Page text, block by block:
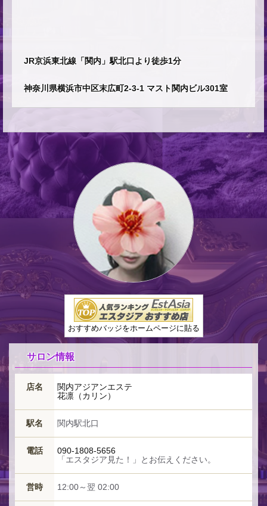
JR京浜東北線「関内」駅北口より徒歩1分
神奈川県横浜市中区末広町2-3-1 マスト関内ビル301室
おすすめバッジをホームページに貼る
サロン情報
店名
関内アジアンエステ
花凛（カリン）
駅名 関内駅北口
電話
090-1808-5656
「エスタジア見た！」とお伝えください。
営時 12:00～翌 02:00